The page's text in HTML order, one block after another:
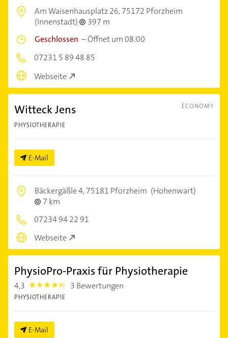
Am Waisenhausplatz 26,75172 Pforzheim
(Innenstadt)
397 m
Geschlossen –Öffnet um 08:00
07231 5 89 48 85
Webseite
ECONOMY
Witteck Jens
PHYSIOTHERAPIE
E-Mail
Bäckergäßle 4,75181 Pforzheim (Hohenwart)
7 km
07234 94 22 91
Webseite
PhysioPro-Praxis für Physiotherapie
4,3 4.3 3 Bewertungen
PHYSIOTHERAPIE
E-Mail